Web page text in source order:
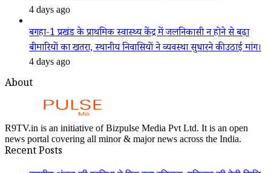
4 days ago
बगहा-1 प्रखंड के प्राथमिक स्वास्थ्य केंद्र में जलनिकासी न होने से बढ़ा
बीमारियों का खतरा, स्थानीय निवासियों ने व्यवस्था सुधारने की उठाई मांग।
4 days ago
About
R9TV.in is an initiative of Bizpulse Media Pvt Ltd. It is an open
news portal covering all minor & major news across the India.
Recent Posts